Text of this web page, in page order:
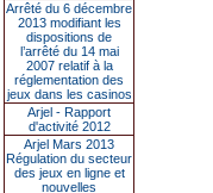
Arrêté du 6 décembre
2013 modifiant les
dispositions de
l’arrêté du 14 mai
2007 relatif à la
réglementation des
jeux dans les casinos
Arjel - Rapport
d'activité 2012
Arjel Mars 2013
Régulation du secteur
des jeux en ligne et
nouvelles